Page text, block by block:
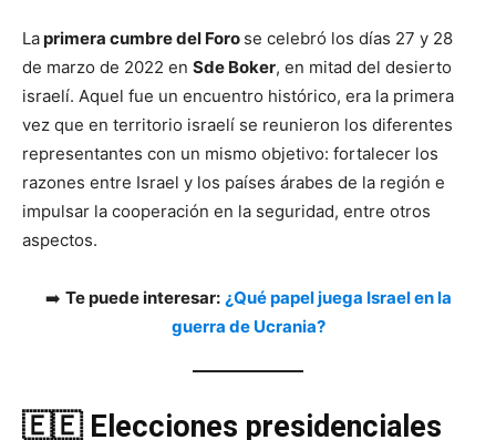
Laprimera cumbre del Foro se celebró los días 27 y 28
de marzo de 2022 en Sde Boker, en mitad del desierto
israelí. Aquel fue un encuentro histórico, era la primera
vez que en territorio israelí se reunieron los diferentes
representantes con un mismo objetivo: fortalecer los
razones entre Israel y los países árabes de la región e
impulsar la cooperación en la seguridad, entre otros
aspectos.
➡️ Te puede interesar: ¿Qué papel juega Israel en la
guerra de Ucrania?
🇪🇪 Elecciones presidenciales